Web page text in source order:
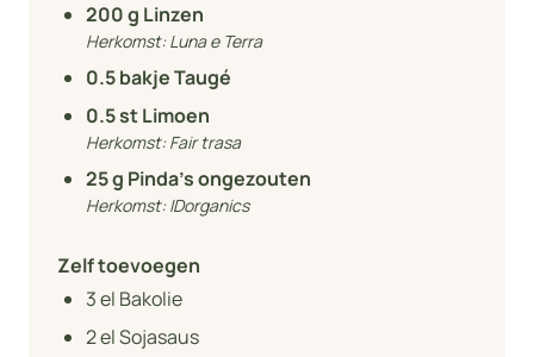
200g Linzen
Herkomst:Luna e Terra
0.5bakje Taugé
0.5st Limoen
Herkomst:Fair trasa
25g Pinda's ongezouten
Herkomst:IDorganics
Zelf toevoegen
3el Bakolie
2el Sojasaus